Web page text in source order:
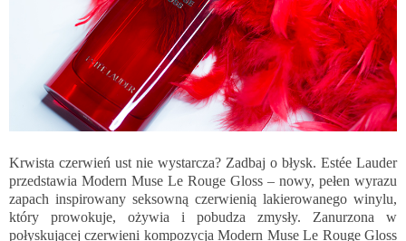
Krwista czerwień ust nie wystarcza? Zadbaj o błysk. Estée Lauder
przedstawia Modern Muse Le Rouge Gloss – nowy, pełen wyrazu
zapach inspirowany seksowną czerwienią lakierowanego winylu,
który prowokuje, ożywia i pobudza zmysły. Zanurzona w
połyskującej czerwieni kompozycja Modern Muse Le Rouge Gloss